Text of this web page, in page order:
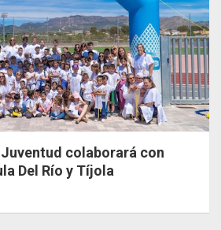
colaborará con
Del Río y Tíjola